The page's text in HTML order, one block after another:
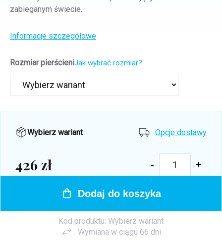
Rozmiar pierścieniJak wybrać rozmiar?
zabieganym świecie.
Informacje szczegółowe
Wybierz wariant Opcje dostawy
426 zł
Cena
Dodaj do koszyka
Kod produktu: Wybierz wariant
Wymiana w ciągu 66 dni